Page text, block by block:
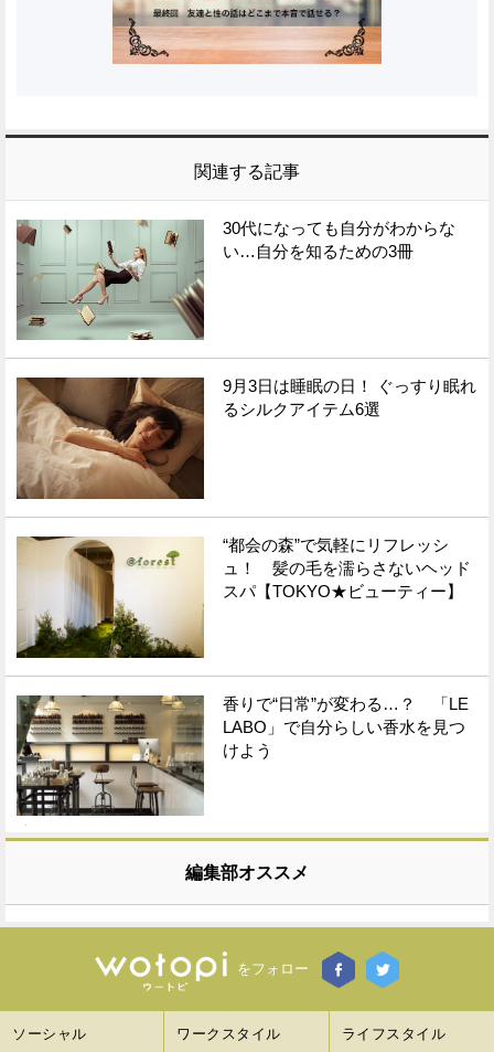
関連する記事
30代になっても自分がわからな
い…自分を知るための3冊
9月3日は睡眠の日！ ぐっすり眠れ
るシルクアイテム6選
“都会の森”で気軽にリフレッシ
ュ！ 髪の毛を濡らさないヘッド
スパ【TOKYO★ビューティー】
香りで“日常”が変わる…？ 「LE
LABO」で自分らしい香水を見つ
けよう
編集部オススメ
をフォロー
ソーシャル ワークスタイル ライフスタイル